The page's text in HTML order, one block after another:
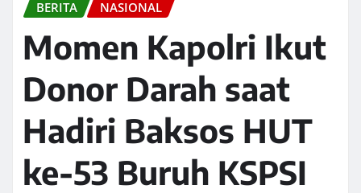
BERITA NASIONAL
Momen Kapolri Ikut
Donor Darah saat
Hadiri Baksos HUT
ke-53 Buruh KSPSI